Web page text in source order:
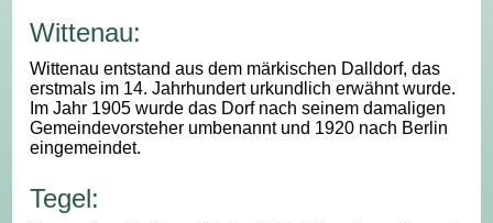
Wittenau:
Wittenau entstand aus dem märkischen Dalldorf, das
erstmals im 14. Jahrhundert urkundlich erwähnt wurde.
Im Jahr 1905 wurde das Dorf nach seinem damaligen
Gemeindevorsteher umbenannt und 1920 nach Berlin
eingemeindet.
Tegel: